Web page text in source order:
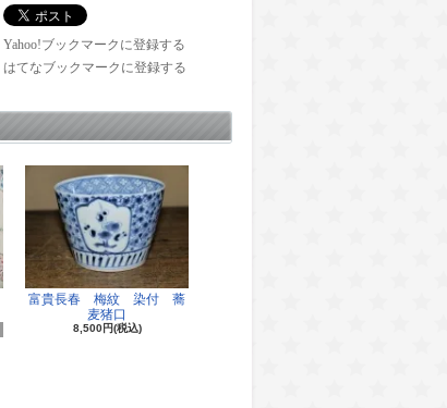
Yahoo!ブックマークに登録する
はてなブックマークに登録する
富貴長春 梅紋 染付 蕎
麦猪口
8,500円(税込)